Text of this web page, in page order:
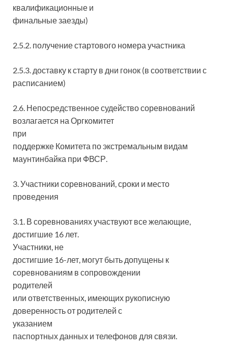
квалификационные и
финальные заезды)
2.5.2. получение стартового номера участника
2.5.3. доставку к старту в дни гонок (в соответствии с
расписанием)
2.6. Непосредственное судейство соревнований
возлагается на Оргкомитет
при
поддержке Комитета по экстремальным видам
маунтинбайка при ФВСР.
3. Участники соревнований, сроки и место
проведения
3.1. В соревнованиях участвуют все желающие,
достигшие 16 лет.
Участники, не
достигшие 16-лет, могут быть допущены к
соревнованиям в сопровождении
родителей
или ответственных, имеющих рукописную
доверенность от родителей с
указанием
паспортных данных и телефонов для связи.